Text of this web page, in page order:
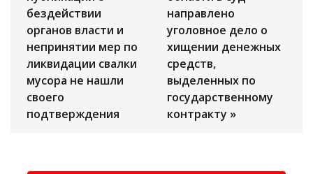
бездействии
органов власти и
непринятии мер по
ликвидации свалки
мусора не нашли
своего
подтверждения
направлено
уголовное дело о
хищении денежных
средств,
выделенных по
государственному
контракту »